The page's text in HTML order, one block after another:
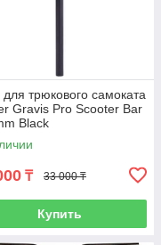
для трюкового самоката
Gravis Pro Scooter Bar
Black
₸ 33 000 ₸
Купить